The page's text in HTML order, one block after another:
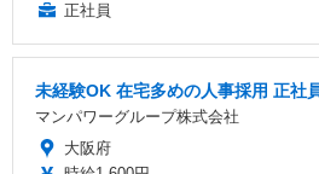
正社員
未経験OK 在宅多めの人事採用 正社
マンパワーグループ株式会社
大阪府